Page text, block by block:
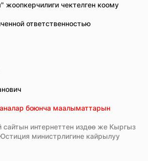
жоопкерчилиги чектелген коому
ответственностью
боюнча маалыматтарын
интернеттен издөө же Кыргыз
министрлигине кайрылуу